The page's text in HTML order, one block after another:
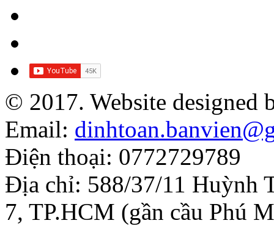
© 2017. Website designed
Email:
Điện thoại: 0772729789
Địa chỉ: 588/37/11 Huỳnh
7, TP.HCM (gần cầu Phú